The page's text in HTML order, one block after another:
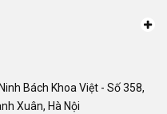
Bách Khoa Việt - Số 358,
Xuân, Hà Nội